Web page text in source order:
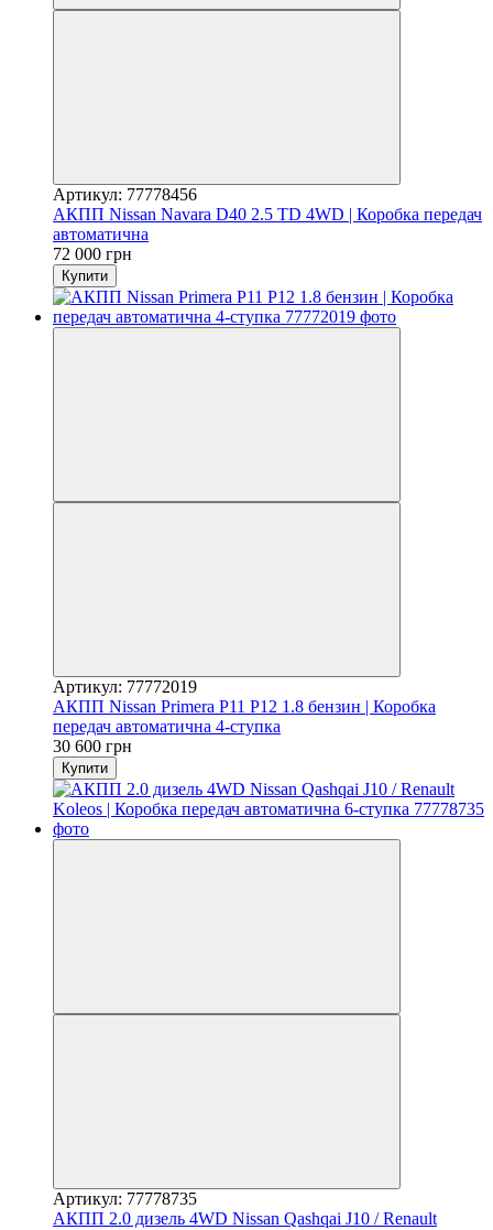
Артикул: 77778456
АКПП Nissan Navara D40 2.5 TD 4WD | Коробка передач
автоматична
72 000 грн
Купити
Артикул: 77772019
АКПП Nissan Primera P11 P12 1.8 бензин | Коробка
передач автоматична 4-ступка
30 600 грн
Купити
Артикул: 77778735
АКПП 2.0 дизель 4WD Nissan Qashqai J10 / Renault